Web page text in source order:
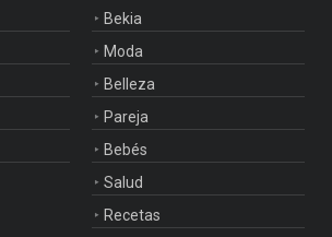
Bekia
Moda
Belleza
Pareja
Bebés
Salud
Recetas